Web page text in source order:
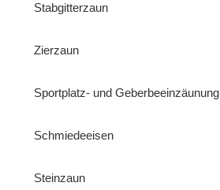
Stabgitterzaun
Zierzaun
Sportplatz- und Geberbeeinzäunung
Schmiedeeisen
Steinzaun